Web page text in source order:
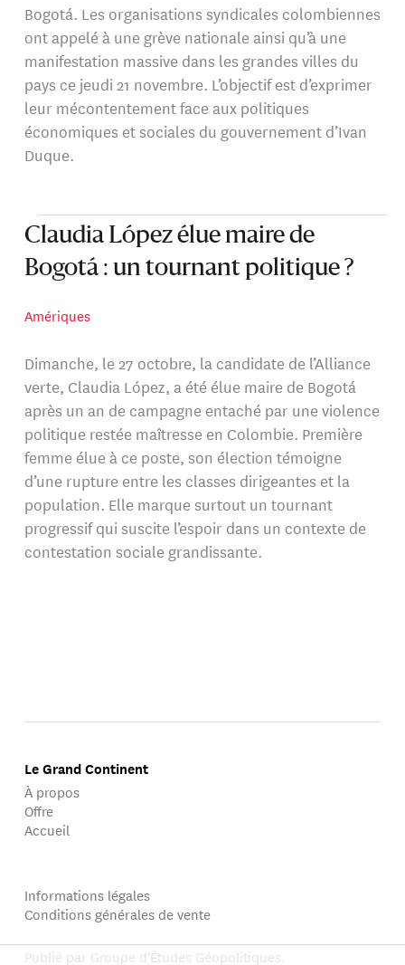
Bogotá. Les organisations syndicales colombiennes
ont appelé à une grève nationale ainsi qu’à une
manifestation massive dans les grandes villes du
pays ce jeudi 21 novembre. L’objectif est d’exprimer
leur mécontentement face aux politiques
économiques et sociales du gouvernement d’Ivan
Duque.
Claudia López élue maire de
Bogotá : un tournant politique ?
Amériques
Dimanche, le 27 octobre, la candidate de l’Alliance
verte, Claudia López, a été élue maire de Bogotá
après un an de campagne entaché par une violence
politique restée maîtresse en Colombie. Première
femme élue à ce poste, son élection témoigne
d’une rupture entre les classes dirigeantes et la
population. Elle marque surtout un tournant
progressif qui suscite l’espoir dans un contexte de
contestation sociale grandissante.
Le Grand Continent
À propos
Offre
Accueil
Informations légales
Conditions générales de vente
Publié par Groupe d'Études Géopolitiques.